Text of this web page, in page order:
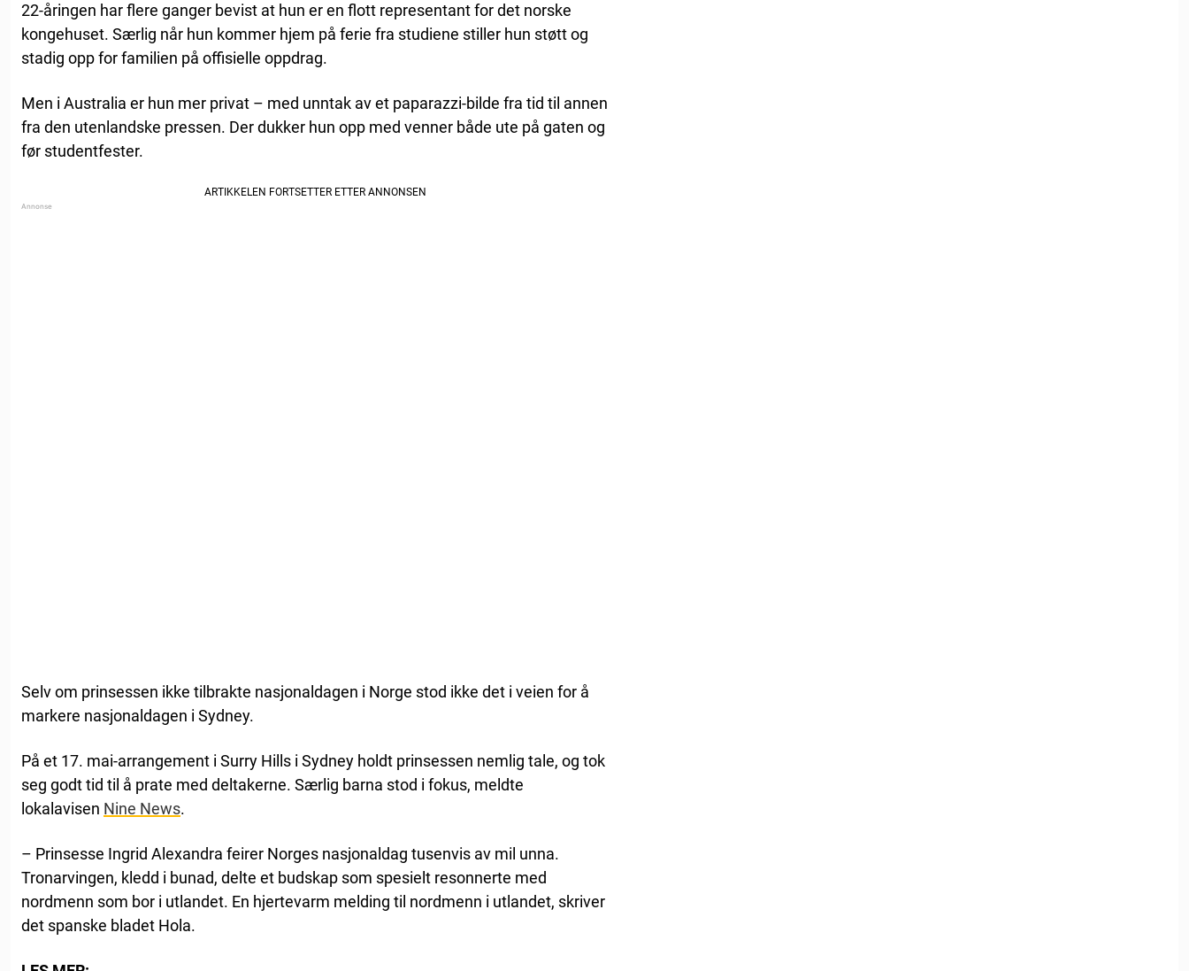
22-åringen har flere ganger bevist at hun er en flott representant for det norske
kongehuset. Særlig når hun kommer hjem på ferie fra studiene stiller hun støtt og
stadig opp for familien på offisielle oppdrag.
Men i Australia er hun mer privat – med unntak av et paparazzi-bilde fra tid til annen
fra den utenlandske pressen. Der dukker hun opp med venner både ute på gaten og
før studentfester.
Selv om prinsessen ikke tilbrakte nasjonaldagen i Norge stod ikke det i veien for å
markere nasjonaldagen i Sydney.
På et 17. mai-arrangement i Surry Hills i Sydney holdt prinsessen nemlig tale, og tok
seg godt tid til å prate med deltakerne. Særlig barna stod i fokus, meldte
lokalavisen Nine News.
– Prinsesse Ingrid Alexandra feirer Norges nasjonaldag tusenvis av mil unna.
Tronarvingen, kledd i bunad, delte et budskap som spesielt resonnerte med
nordmenn som bor i utlandet. En hjertevarm melding til nordmenn i utlandet, skriver
det spanske bladet Hola.